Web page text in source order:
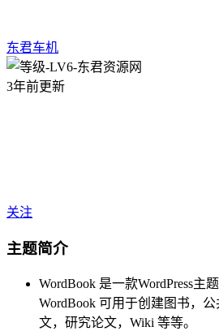
东君车机
3年前更新
关注
主题简介
WordBook 是一款WordPress主题
WordBook 可用于创建图书，
文，研究论文，Wiki 等等。